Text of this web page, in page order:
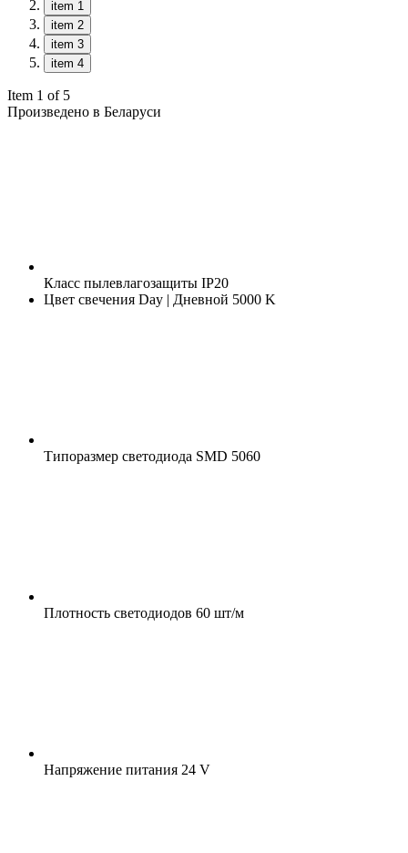
item 1
item 2
item 3
item 4
Item 1 of 5
Произведено в Беларуси
Класс пылевлагозащиты IP20
Цвет свечения Day | Дневной 5000 K
Типоразмер светодиода SMD 5060
Плотность светодиодов 60 шт/м
Напряжение питания 24 V